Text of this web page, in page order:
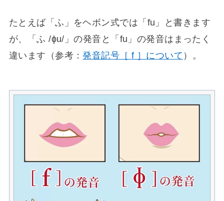
たとえば「ふ」をヘボン式では「fu」と書きます
が、「ふ /ɸu/」の発音と「fu」の発音はまったく
違います（参考：発音記号［ f ］について ）。